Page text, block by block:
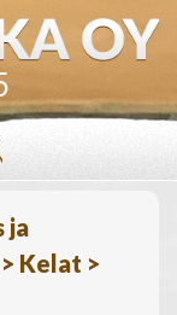
ja
> Kelat >